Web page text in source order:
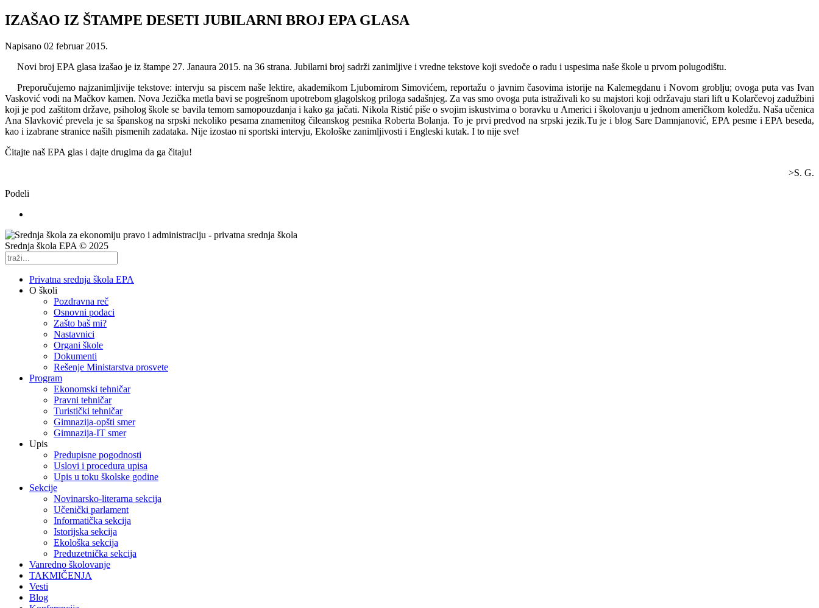
IZAŠAO IZ ŠTAMPE DESETI JUBILARNI BROJ EPA GLASA
Napisano 02 februar 2015.
Novi broj EPA glasa izašao je iz štampe 27. Janaura 2015. na 36 strana. Jubilarni broj sadrži zanimljive i vredne tekstove koji svedoče o radu i uspesima naše škole u prvom polugodištu.
Preporučujemo najzanimljivije tekstove: intervju sa piscem naše lektire, akademikom Ljubomirom Simovićem, reportažu o javnim časovima istorije na Kalemegdanu i Novom groblju; ovoga puta vas Ivan
Vasković vodi na Mačkov kamen. Nova Jezička metla bavi se pogrešnom upotrebom glagolskog priloga sadašnjeg. Za vas smo ovoga puta istraživali ko su majstori koji održavaju stari lift u Kolarčevoj zadužbini
koji je pod zaštitom države, psiholog škole se bavila temom samopouzdanja i kako ga jačati. Nikola Ristić piše o svojim iskustvima o boravku u Americi i školovanju u jednom američkom koledžu. Naša učenica
Ana Slavković prevela je sa španskog na srpski nekoliko pesama znamenitog čileanskog pesnika Roberta Bolanja. To je prvi predvod na srpski jezik.Tu je i blog Sare Damnjanović, EPA pesme i EPA beseda,
kao i izabrane stranice naših pismenih zadataka. Nije izostao ni sportski intervju, Ekološke zanimljivosti i Engleski kutak. I to nije sve!
Čitajte naš EPA glas i dajte drugima da ga čitaju!
>S. G.
Podeli
Srednja škola EPA © 2025
Privatna srednja škola EPA
O školi
Pozdravna reč
Osnovni podaci
Zašto baš mi?
Nastavnici
Organi škole
Dokumenti
Rešenje Ministarstva prosvete
Program
Ekonomski tehničar
Pravni tehničar
Turistički tehničar
Gimnazija-opšti smer
Gimnazija-IT smer
Upis
Predupisne pogodnosti
Uslovi i procedura upisa
Upis u toku školske godine
Sekcije
Novinarsko-literarna sekcija
Učenički parlament
Informatička sekcija
Istorijska sekcija
Ekološka sekcija
Preduzetnička sekcija
Vanredno školovanje
TAKMIČENJA
Vesti
Blog